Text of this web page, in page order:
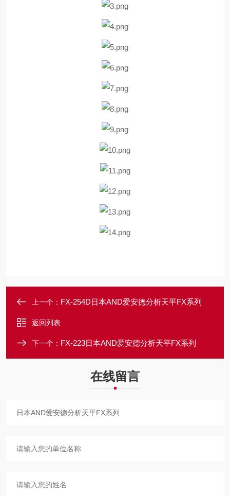
上一个： FX-254D日本AND爱安德分析天平FX系列
返回列表
下一个： FX-223日本AND爱安德分析天平FX系列
在线留言